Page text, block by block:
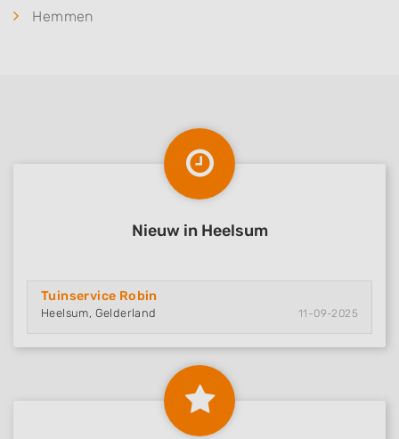
Hemmen
Nieuw in Heelsum
Tuinservice Robin
Heelsum, Gelderland 11-09-2025